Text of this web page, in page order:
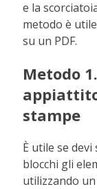
e la
metodo è
su un PDF.
Metodo
stampe
È utile se
blocchi gli
utilizzando